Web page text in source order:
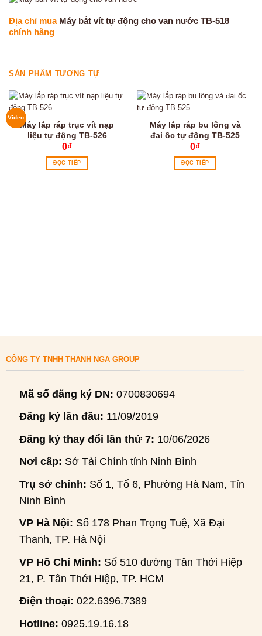
Địa chỉ mua Máy bắt vít tự động cho van nước TB-518
chính hãng
SẢN PHẨM TƯƠNG TỰ
Video
Máy lắp ráp trục vít nạp
liệu tự động TB-526
0₫
ĐỌC TIẾP
Máy lắp ráp bu lông và
đai ốc tự động TB-525
0₫
ĐỌC TIẾP
CÔNG TY TNHH THANH NGA GROUP
Mã số đăng ký DN: 0700830694
Đăng ký lần đầu: 11/09/2019
Đăng ký thay đổi lần thứ 7: 10/06/2026
Nơi cấp: Sở Tài Chính tỉnh Ninh Bình
Trụ sở chính: Số 1, Tổ 6, Phường Hà Nam, Tỉnh
Ninh Bình
VP Hà Nội: Số 178 Phan Trọng Tuệ, Xã Đại
Thanh, TP. Hà Nội
VP Hồ Chí Minh: Số 510 đường Tân Thới Hiệp
21, P. Tân Thới Hiệp, TP. HCM
Điện thoại: 022.6396.7389
Hotline: 0925.19.16.18